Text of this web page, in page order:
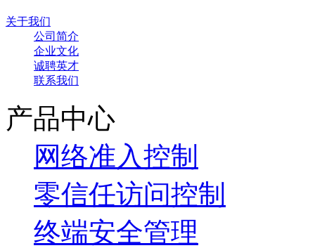
关于我们
公司简介
企业文化
诚聘英才
联系我们
产品中心
网络准入控制
零信任访问控制
终端安全管理